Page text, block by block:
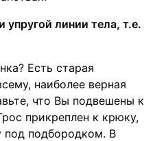
линии тела, т.е.
Есть старая
наиболее верная
что Вы подвешены к
прикреплен к крюку,
под подбородком. В